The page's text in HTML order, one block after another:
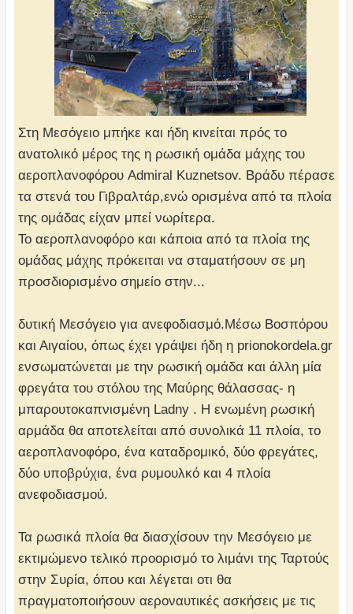
Στη Μεσόγειο μπήκε και ήδη κινείται πρός το
ανατολικό μέρος της η ρωσική ομάδα μάχης του
αεροπλανοφόρου Admiral Kuznetsov. Βράδυ πέρασε
τα στενά του Γιβραλτάρ,ενώ ορισμένα από τα πλοία
της ομάδας είχαν μπεί νωρίτερα.
Το αεροπλανοφόρο και κάποια από τα πλοία της
ομάδας μάχης πρόκειται να σταματήσουν σε μη
προσδιορισμένο σημείο στην...
δυτική Μεσόγειο για ανεφοδιασμό.Μέσω Βοσπόρου
και Αιγαίου, όπως έχει γράψει ήδη η prionokordela.gr
ενσωματώνεται με την ρωσική ομάδα και άλλη μία
φρεγάτα του στόλου της Μαύρης θάλασσας- η
μπαρουτοκαπνισμένη Ladny . Η ενωμένη ρωσική
αρμάδα θα αποτελείται από συνολικά 11 πλοία, το
αεροπλανοφόρο, ένα καταδρομικό, δύο φρεγάτες,
δύο υποβρύχια, ένα ρυμουλκό και 4 πλοία
ανεφοδιασμού.
Τα ρωσικά πλοία θα διασχίσουν την Μεσόγειο με
εκτιμώμενο τελικό προορισμό το λιμάνι της Ταρτούς
στην Συρία, όπου και λέγεται οτι θα
πραγματοποιήσουν αεροναυτικές ασκήσεις με τις